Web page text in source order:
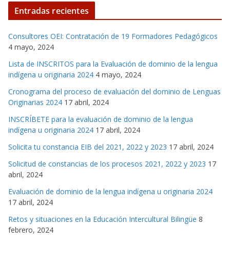
Entradas recientes
Consultores OEI: Contratación de 19 Formadores Pedagógicos
4 mayo, 2024
Lista de INSCRITOS para la Evaluación de dominio de la lengua
indígena u originaria 2024 4 mayo, 2024
Cronograma del proceso de evaluación del dominio de Lenguas
Originarias 2024 17 abril, 2024
INSCRÍBETE para la evaluación de dominio de la lengua
indígena u originaria 2024 17 abril, 2024
Solicita tu constancia EIB del 2021, 2022 y 2023 17 abril, 2024
Solicitud de constancias de los procesos 2021, 2022 y 2023 17
abril, 2024
Evaluación de dominio de la lengua indígena u originaria 2024
17 abril, 2024
Retos y situaciones en la Educación Intercultural Bilingüe 8
febrero, 2024